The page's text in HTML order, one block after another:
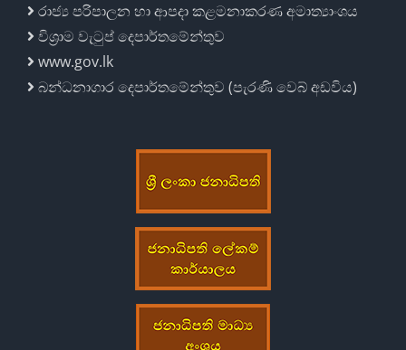
රාජ්‍ය පරිපාලන හා ආපදා කළමනාකරණ අමාත්‍යාංශය
විශ්‍රාම වැටුප් දෙපාර්තමේන්තුව
www.gov.lk
බන්ධනාගාර දෙපාර්තමේන්තුව (පැරණි වෙබ් අඩවිය)